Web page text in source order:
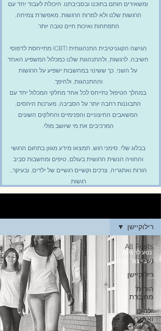
ומשאירים חותם בתוכנו ובסביבתנו. היכולת לעבוד יחד עם
הרגשות שלנו ולא למרות הרגשות, מאפשרת צמיחה,
התפתחות ואיכות חיים טובה יותר.
הגישה הקוגניטיבית התנהגותית (CBT) מתייחסת לדפוסי
חשיבה, לרגשות, ולהתנהגות שלנו כמכלול המשפיע האחד
על השני, כך ששינוי במחשבות ישפיע על הרגשות
וההתנהגות, ולהיפך.
במהלך הטיפול נתייחס לכל אחד מחלקי המכלול יחד עם
התבוננות רחבה יותר על הסביבה, מערכות היחסים,
המשאבים החיצוניים והפנימיים והחלקים השונים
המרכיבים את מי שיושב מולי.
בבלוג שלי, סימני רגש, תמצאו מידע מגוון בתחום הרגשי
והחוויה הנשית הרגשית בעולם, טיפים ומחשבות סביב
הורות ואתגריה, צרכים וקשיים רגשיים של ילדים, ובעיקר...
רגשות.
All Posts
נשים
רילוקיישן
הורות
מחוברת
ילדים
ואתגרים
רילוקיישן
נטע לוי גינת
8 בדצמ׳ 2025